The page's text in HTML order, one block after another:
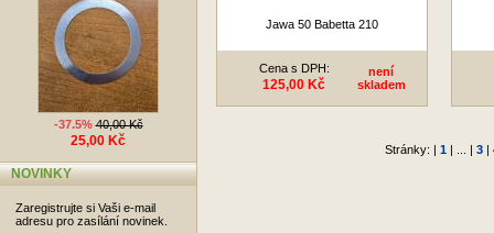
-37.5%40,00 Kč
25,00 Kč
NOVINKY
Zaregistrujte si Vaši e-mail
adresu pro zasílání novinek.
Jawa 50 Babetta 210
Cena s DPH:
125,00 Kč
není
skladem
Stránky: | 1 | ... | 3 |